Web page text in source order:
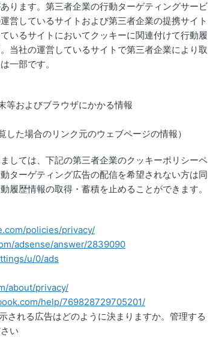
ります。第三者企業の行動ターゲティングサービ
営しているサイトおよび第三者企業の提携サイト
いるサイトにおいてクッキーに関連付けて行動履
当社の運営しているサイトで第三者企業により取
一部です。
等およびブラウザにかかる情報
た場合のリンク元のウェブページの情報）
しては、下記の第三者企業のクッキーポリシーペ
ターゲティング広告の配信を希望されない方は同
履歴情報の取得・蓄積を止めることができます。
policies/privacy/
adsense/answer/2839090
u/0/ads
about/privacy/
help/769828729705201/
れる広告はどのように決まりますか。管理する
い